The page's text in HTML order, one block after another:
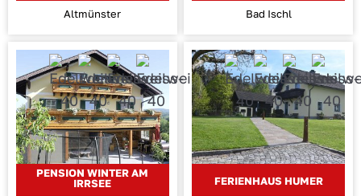
Altmünster Bad Ischl
PENSION WINTER AM
IRRSEE
FERIENHAUS HUMER